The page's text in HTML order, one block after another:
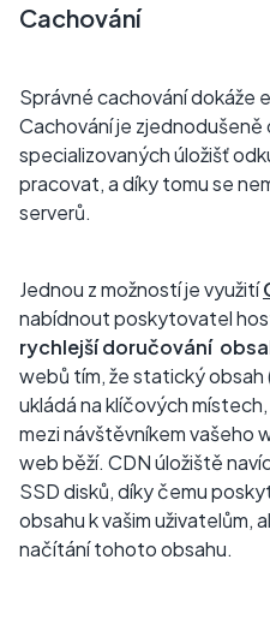
Cachování
Správné cachování dokáže
Cachování je zjednodušeně
specializovaných úložišť
pracovat, a díky tomu se
serverů.
Jednou z možností je využití
nabídnout poskytovatel
rychlejší doručování
webů tím, že statický obsah
ukládá na klíčových
mezi návštěvníkem vašeho
web běží. CDN úložiště
SSD disků, díky čemu
obsahu k vašim uživatelům,
načítání tohoto obsahu.